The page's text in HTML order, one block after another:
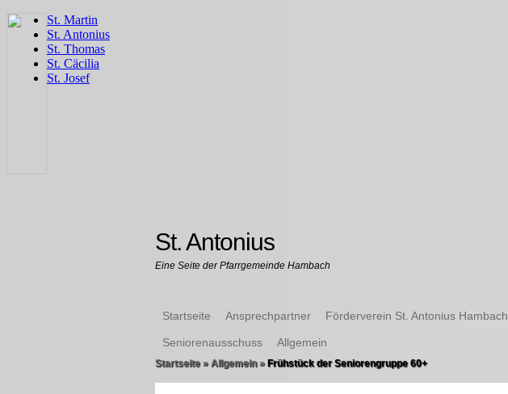
St. Antonius
Eine Seite der Pfarrgemeinde Hambach
Startseite Ansprechpartner Förderverein St. Antonius Hambach
Seniorenausschuss Allgemein
Startseite » Allgemein »Frühstück der Seniorengruppe 60+